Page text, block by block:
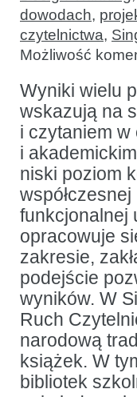
dowodach,
czytelnictwa,
Możliwość
Wyniki wielu
wskazują na
i czytaniem
i
niski poziom
funkcjonalnej
opracowuje
zakresie,
podejście
wyników. W
Ruch
narodową
książek. W
bibliotek